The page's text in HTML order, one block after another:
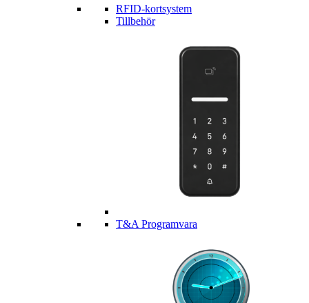
RFID-kortsystem
Tillbehör
T&A Programvara